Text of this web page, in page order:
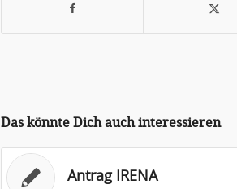
Das könnte Dich auch interessieren
Antrag IRENA